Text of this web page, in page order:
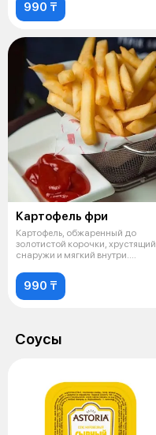
990 ₸
Картофель фри
Картофель, обжаренный до
золотистой корочки, хрустящий
снаружи и мягкий внутри.
990 ₸
Соусы